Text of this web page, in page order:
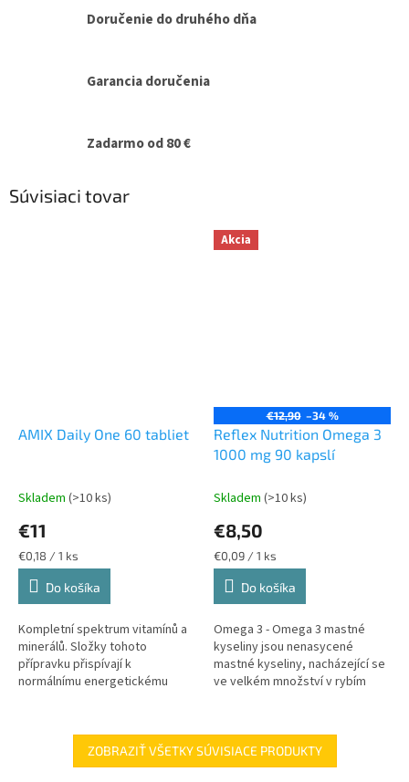
Doručenie do druhého dňa
Garancia doručenia
Zadarmo od 80 €
Súvisiaci tovar
AMIX Daily One 60 tabliet
Skladem (>10 ks)
€11
Jednotková
cena:
€0,18 / 1 ks
Do košíka
Kompletní spektrum vitamínů a
minerálů. Složky tohoto
přípravku přispívají k
normálnímu energetickému
Akcia
€12,90 –34 %
Reflex Nutrition Omega 3
1000 mg 90 kapslí
Skladem (>10 ks)
€8,50
Jednotková
cena:
€0,09 / 1 ks
Do košíka
Omega 3 - Omega 3 mastné
kyseliny jsou nenasycené
mastné kyseliny, nacházející se
ve velkém množství v rybím
často...
ZOBRAZIŤ VŠETKY SÚVISIACE PRODUKTY